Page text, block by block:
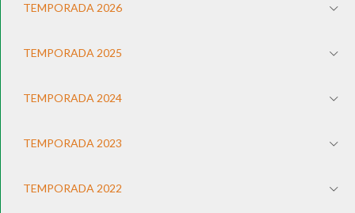
TEMPORADA 2026
TEMPORADA 2025
TEMPORADA 2024
TEMPORADA 2023
TEMPORADA 2022